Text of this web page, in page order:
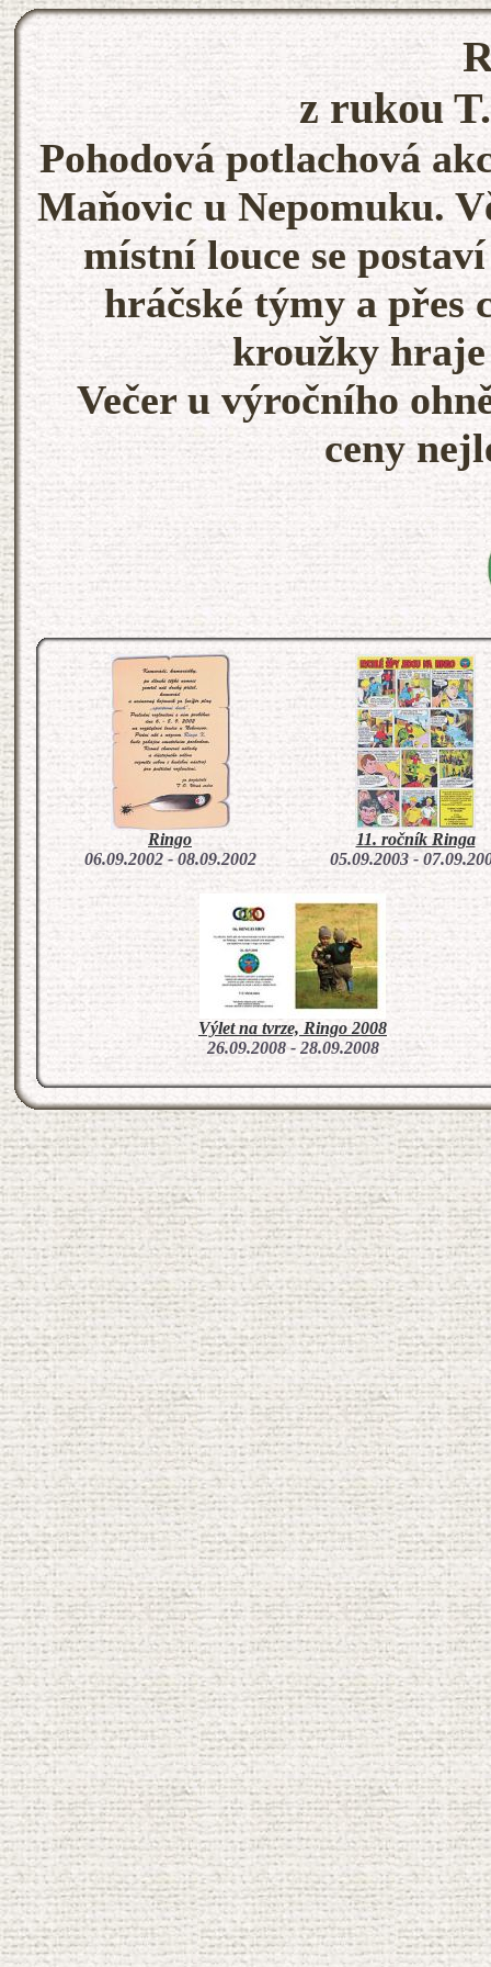
z rukou
Pohodová potlachová
Maňovic u Nepomuku.
místní louce se
hráčské týmy a přes
kroužky
Večer u výročního
ceny
Ringo
06.09.2002 - 08.09.2002
11. ročník Ringa
05.09.2003 -
Výlet na tvrze, Ringo 2008
26.09.2008 - 28.09.2008